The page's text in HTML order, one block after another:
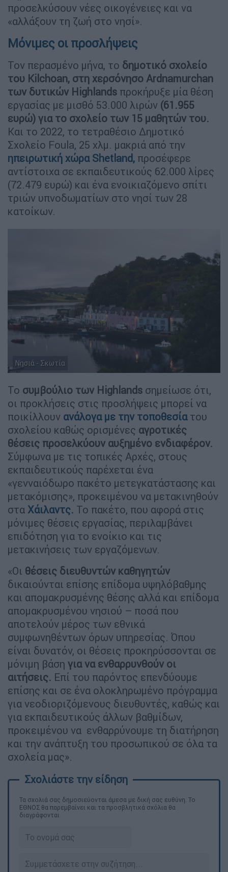
προσελκύσουν νέες οικογένειες και να
«αλλάξουν τη ζωή στο νησί».
Μόνιμες οι προσλήψεις
Τον περασμένο μήνα, το δημοτικό σχολείο
του Kilchoan, στη χερσόνησο Ardnamurchan
των δυτικών Highlands προκήρυξε μία θέση
εργασίας με μισθό 53.000 λιρών (61.955
ευρώ) για το σχολείο των 15 μαθητών του.
Και το 2022, το τετραθέσιο Δημοτικό
Σχολείο Foula, 25 χλμ. μακριά από την
ηπειρωτική χώρα Shetland, προσέφερε
αντίστοιχα σε εκπαιδευτικούς 62.000 λίρες
(72.479 ευρώ) και ένα ενοικιαζόμενο σπίτι
τριών υπνοδωματίων στο νησί των 28
κατοίκων.
Νησιά - Σκωτία
Το συμβούλιο των Highlands σημείωσε ότι,
οι προκλήσεις στις προσλήψεις μπορεί να
ποικίλλουν ανάλογα με την τοποθεσίατου
σχολείου καθώς ορισμένες αγροτικές
θέσεις προσελκύουν αυξημένο ενδιαφέρον.
Σύμφωνα με τις τοπικές Αρχές, στους
εκπαιδευτικούς παρέχεται ένα
«γενναιόδωρο πακέτο μετεγκατάστασης και
μετακόμισης», προκειμένου να μετακινηθούν
στα Χάιλαντς. Το πακέτο, που αφορά στις
μόνιμες θέσεις εργασίας, περιλαμβάνει
επιδότηση για το ενοίκιο και τις
μετακινήσεις των εργαζόμενων.
«Οι θέσεις διευθυντών καθηγητών
δικαιούνται επίσης επίδομα υψηλόβαθμης
και απομακρυσμένης θέσης αλλά και επίδομα
απομακρυσμένου νησιού – ποσά που
αποτελούν μέρος των εθνικά
συμφωνηθέντων όρων υπηρεσίας. Όπου
είναι δυνατόν, οι θέσεις προκηρύσσονται σε
μόνιμη βάση για να ενθαρρυνθούν οι
αιτήσεις. Επί του παρόντος επενδύουμε
επίσης και σε ένα ολοκληρωμένο πρόγραμμα
για νεοδιοριζόμενους διευθυντές, καθώς και
για εκπαιδευτικούς άλλων βαθμίδων,
προκειμένου να ενθαρρύνουμε τη διατήρηση
και την ανάπτυξη του προσωπικού σε όλα τα
σχολεία μας».
Τα σχολιά σας δημοσιεύονται άμεσα με δική σας ευθύνη. Το
ΕΘΝΟΣ θα παρεμβαίνει και τα προσβλητικά σχόλια θα
διαγράφονται